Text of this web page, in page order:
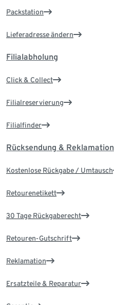
Packstation
Lieferadresse ändern
Filialabholung
Click & Collect
Filialreservierung
Filialfinder
Rücksendung & Reklamation
Kostenlose Rückgabe / Umtausch
Retourenetikett
30 Tage Rückgaberecht
Retouren-Gutschrift
Reklamation
Ersatzteile & Reparatur